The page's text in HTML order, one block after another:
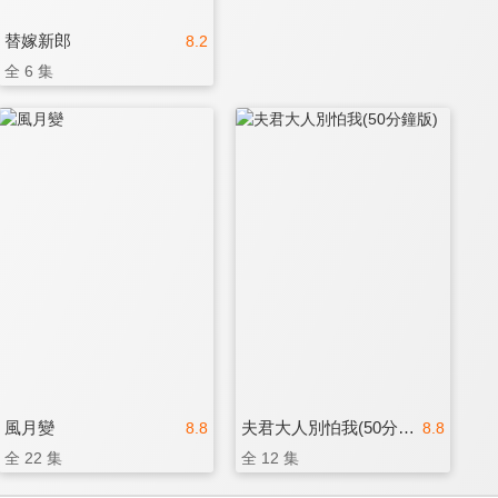
8.2
替嫁新郎
全 6 集
8.8
風月變
全 22 集
8.8
夫君大人別怕我(50分鐘版)
全 12 集